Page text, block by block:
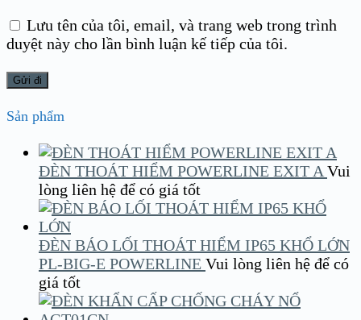
Lưu tên của tôi, email, và trang web trong trình
duyệt này cho lần bình luận kế tiếp của tôi.
Sản phẩm
ĐÈN THOÁT HIỂM POWERLINE EXIT A Vui
lòng liên hệ để có giá tốt
ĐÈN BÁO LỐI THOÁT HIỂM IP65 KHỔ LỚN
PL-BIG-E POWERLINE Vui lòng liên hệ để có
giá tốt